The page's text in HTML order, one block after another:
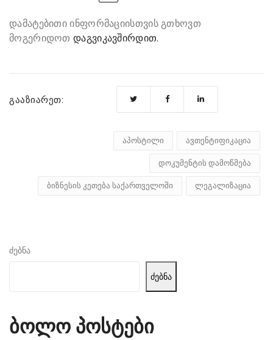
დამატებითი ინფორმაციისთვის გთხოვთ
მოგერიდოთდაგვიკავშირდით.
გააზიარეთ:
აპოსტილი ავთენტიფიკაცია
დოკუმენტის დამოწმება
ბიზნესის კეთება საქართველოში ლეგალიზაცია
ძებნა
ძებნა
ბოლო პოსტები